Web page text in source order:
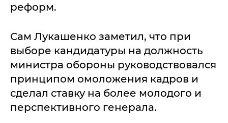
реформ.
Сам Лукашенко заметил, что при
выборе кандидатуры на должность
министра обороны руководствовался
принципом омоложения кадров и
сделал ставку на более молодого и
перспективного генерала.